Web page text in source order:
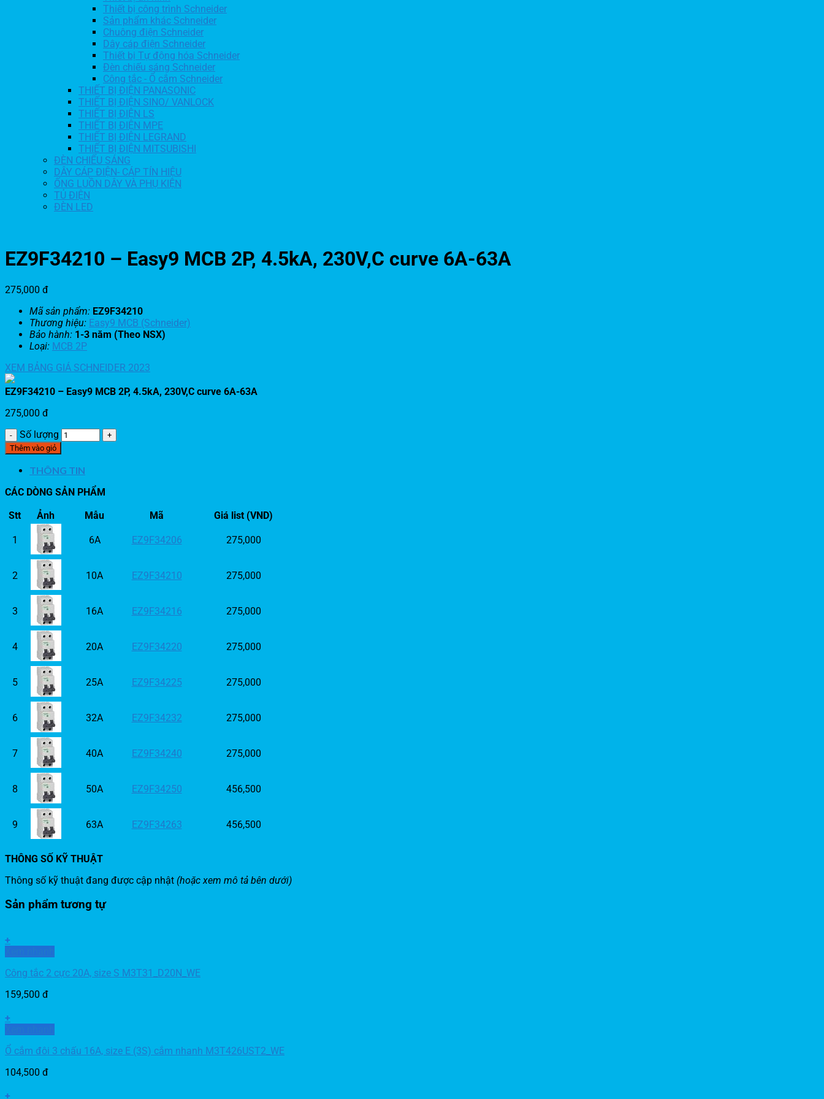
Thiết bị công trình Schneider
Sản phẩm khác Schneider
Chuông điện Schneider
Dây cáp điện Schneider
Thiết bị Tự động hóa Schneider
Đèn chiếu sáng Schneider
Công tắc - Ổ cắm Schneider
THIẾT BỊ ĐIỆN PANASONIC
THIẾT BỊ ĐIỆN SINO/ VANLOCK
THIẾT BỊ ĐIỆN LS
THIẾT BỊ ĐIỆN MPE
THIẾT BỊ ĐIỆN LEGRAND
THIẾT BỊ ĐIỆN MITSUBISHI
ĐÈN CHIẾU SÁNG
DÂY CÁP ĐIỆN- CÁP TÍN HIỆU
ỐNG LUỒN DÂY VÀ PHỤ KIỆN
TỦ ĐIỆN
ĐÈN LED
EZ9F34210 – Easy9 MCB 2P, 4.5kA, 230V,C curve 6A-63A
275,000 đ
Mã sản phẩm: EZ9F34210
Thương hiệu: Easy9 MCB (Schneider)
Bảo hành: 1-3 năm (Theo NSX)
Loại: MCB 2P
XEM BẢNG GIÁ SCHNEIDER 2023
EZ9F34210 – Easy9 MCB 2P, 4.5kA, 230V,C curve 6A-63A
275,000 đ
Số lượng
Thêm vào giỏ
THÔNG TIN
CÁC DÒNG SẢN PHẨM
Stt
Ảnh Mẫu Mã Giá list (VND)
1 6A EZ9F34206 275,000
2 10A EZ9F34210 275,000
3 16A EZ9F34216 275,000
4 20A EZ9F34220 275,000
5 25A EZ9F34225 275,000
6 32A EZ9F34232 275,000
7 40A EZ9F34240 275,000
8 50A EZ9F34250 456,500
9 63A EZ9F34263 456,500
THÔNG SỐ KỸ THUẬT
Thông số kỹ thuật đang được cập nhật (hoặc xem mô tả bên dưới)
Sản phẩm tương tự
+
Công tắc 2 cực 20A, size S M3T31_D20N_WE
159,500 đ
+
Ổ cắm đôi 3 chấu 16A, size E (3S) cắm nhanh M3T426UST2_WE
104,500 đ
+